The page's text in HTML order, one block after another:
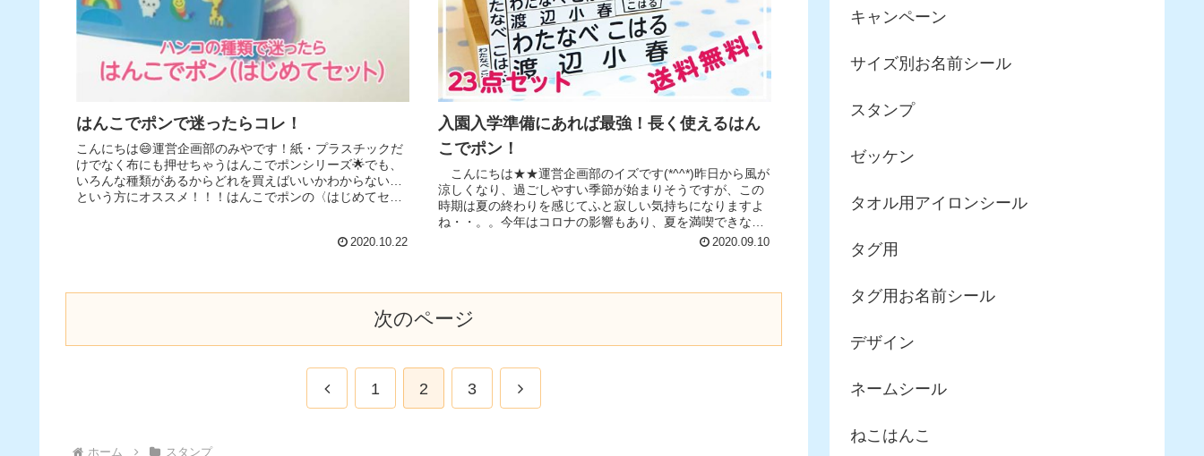
はんこでポンで迷ったらコレ！
こんにちは😄運営企画部のみやです！紙・プラスチックだ
けでなく布にも押せちゃうはんこでポンシリーズ🌟でも、
いろんな種類があるからどれを買えばいいかわからない…
という方にオススメ！！！はんこでポンの〈はじめてセッ
2020.10.22
入園入学準備にあれば最強！長く使えるはん
こでポン！
こんにちは★★運営企画部のイズです(*^^*)昨日から風が
涼しくなり、過ごしやすい季節が始まりそうですが、この
時期は夏の終わりを感じてふと寂しい気持ちになりますよ
ね・・。。今年はコロナの影響もあり、夏を満喫できなか
2020.09.10
次のページ
1 2 3
ホーム スタンプ
キャンペーン
サイズ別お名前シール
スタンプ
ゼッケン
タオル用アイロンシール
タグ用
タグ用お名前シール
デザイン
ネームシール
ねこはんこ